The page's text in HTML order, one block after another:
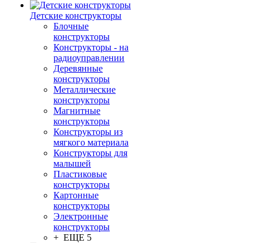
Детские конструкторы
Блочные
конструкторы
Конструкторы - на
радиоуправлении
Деревянные
конструкторы
Металлические
конструкторы
Магнитные
конструкторы
Конструкторы из
мягкого материала
Конструкторы для
малышей
Пластиковые
конструкторы
Картонные
конструкторы
Электронные
конструкторы
+ ЕЩЕ 5